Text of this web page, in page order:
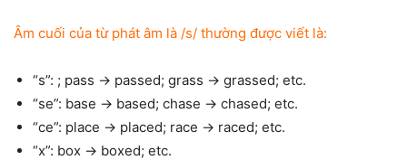
Âm cuối của từ phát âm là /s/ thường được viết là:
“s”: ; pass → passed; grass → grassed; etc.
“se”: base → based; chase → chased; etc.
“ce”: place → placed; race → raced; etc.
“x”: box → boxed; etc.